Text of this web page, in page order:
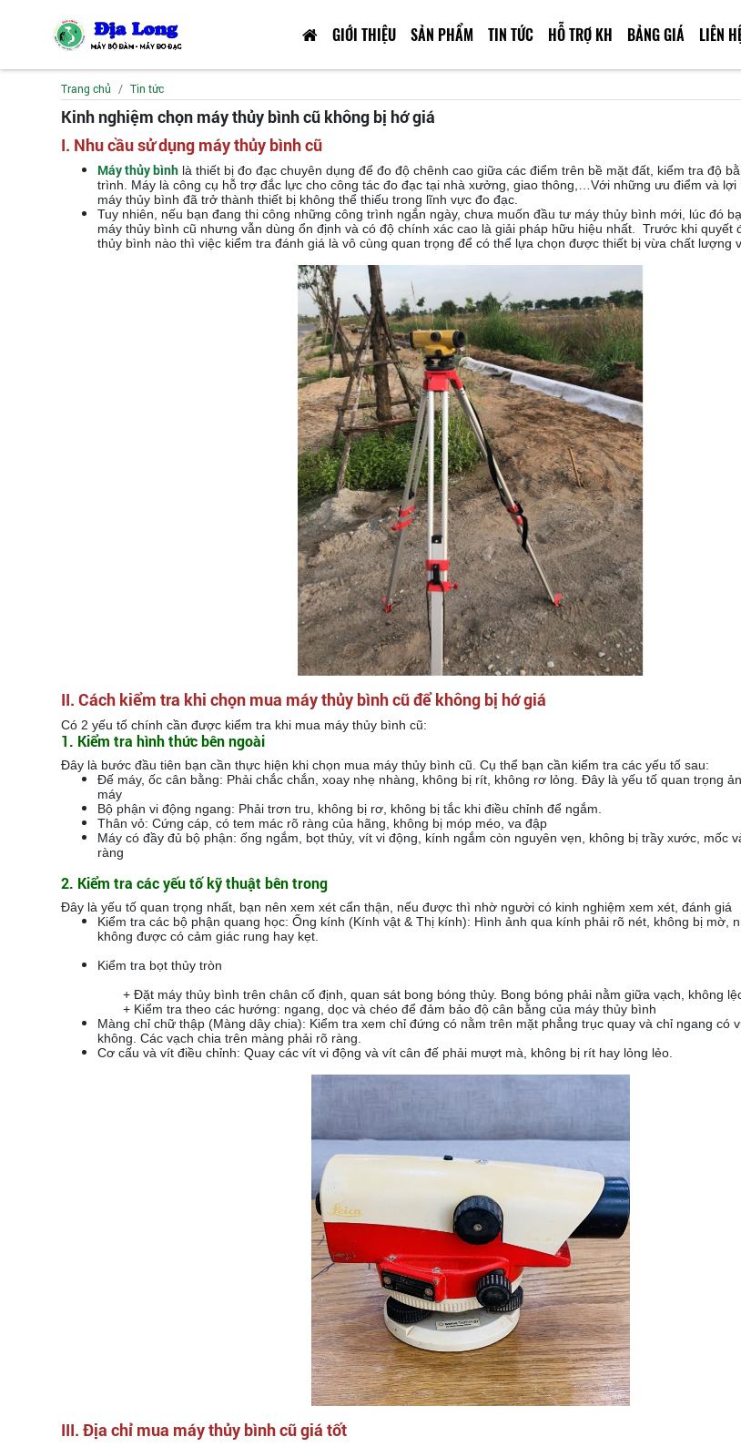
GIỚI THIỆU SẢN PHẨM TIN TỨC HỖ TRỢ KH BẢNG GIÁ LIÊN
Trang chủ Tin tức
Kinh nghiệm chọn máy thủy bình cũ không bị hớ giá
I. Nhu cầu sử dụng máy thủy bình cũ
Máy thủy bình là thiết bị đo đạc chuyên dụng để đo độ chênh cao giữa các điểm trên bề mặt đất, kiểm tra độ
trình. Máy là công cụ hỗ trợ đắc lực cho công tác đo đạc tại nhà xưởng, giao thông,…Với những ưu điểm và lợi
máy thủy bình đã trở thành thiết bị không thể thiếu trong lĩnh vực đo đạc.
Tuy nhiên, nếu bạn đang thi công những công trình ngắn ngày, chưa muốn đầu tư máy thủy bình mới, lúc đó
máy thủy bình cũ nhưng vẫn dùng ổn định và có độ chính xác cao là giải pháp hữu hiệu nhất. Trước khi quyết
thủy bình nào thì việc kiểm tra đánh giá là vô cùng quan trọng để có thể lựa chọn được thiết bị vừa chất lượng
II. Cách kiểm tra khi chọn mua máy thủy bình cũ để không bị hớ giá
Có 2 yếu tố chính cần được kiểm tra khi mua máy thủy bình cũ:
1. Kiểm tra hình thức bên ngoài
Đây là bước đầu tiên bạn cần thực hiện khi chọn mua máy thủy bình cũ. Cụ thể bạn cần kiểm tra các yếu tố sau:
Đế máy, ốc cân bằng: Phải chắc chắn, xoay nhẹ nhàng, không bị rít, không rơ lỏng. Đây là yếu tố quan trọng
máy
Bộ phận vi động ngang: Phải trơn tru, không bị rơ, không bị tắc khi điều chỉnh để ngắm.
Thân vỏ: Cứng cáp, có tem mác rõ ràng của hãng, không bị móp méo, va đập
Máy có đầy đủ bộ phận: ống ngắm, bọt thủy, vít vi động, kính ngắm còn nguyên vẹn, không bị trầy xước, mốc
ràng
2. Kiểm tra các yếu tố kỹ thuật bên trong
Đây là yếu tố quan trọng nhất, bạn nên xem xét cẩn thận, nếu được thì nhờ người có kinh nghiệm xem xét, đánh giá
Kiểm tra các bộ phận quang học: Ống kính (Kính vật & Thị kính): Hình ảnh qua kính phải rõ nét, không bị mờ,
không được có cảm giác rung hay kẹt.
Kiểm tra bọt thủy tròn
+ Đặt máy thủy bình trên chân cố định, quan sát bong bóng thủy. Bong bóng phải nằm giữa vạch, không
+ Kiểm tra theo các hướng: ngang, dọc và chéo để đảm bảo độ cân bằng của máy thủy bình
Màng chỉ chữ thập (Màng dây chia): Kiểm tra xem chỉ đứng có nằm trên mặt phẳng trục quay và chỉ ngang có
không. Các vạch chia trên màng phải rõ ràng.
Cơ cấu và vít điều chỉnh: Quay các vít vi động và vít cân đế phải mượt mà, không bị rít hay lỏng lẻo.
III. Địa chỉ mua máy thủy bình cũ giá tốt